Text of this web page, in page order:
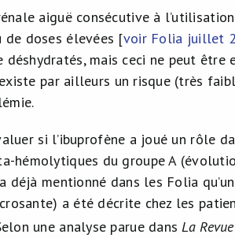
aiguë consécutive à
doses élevées [voir Folia juillet
déshydratés, mais ceci ne peut
par ailleurs un risque (très
si l’ibuprofène a joué un rôle
hémolytiques du groupe A
déjà mentionné dans les Folia
a été décrite chez les
une analyse parue dansLa